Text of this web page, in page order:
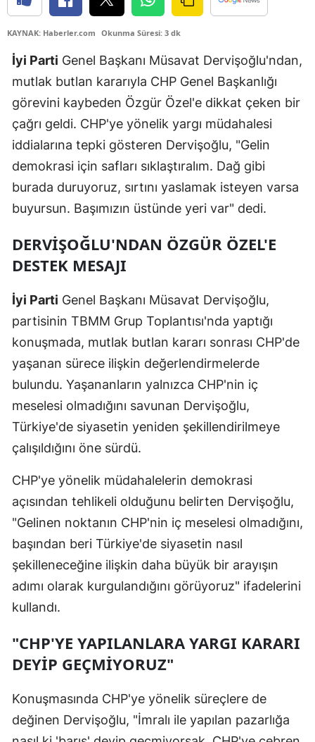
KAYNAK: Haberler.com Okunma Süresi: 3 dk
İyi Parti Genel Başkanı Müsavat Dervişoğlu'ndan,
mutlak butlan kararıyla CHP Genel Başkanlığı
görevini kaybeden Özgür Özel'e dikkat çeken bir
çağrı geldi. CHP'ye yönelik yargı müdahalesi
iddialarına tepki gösteren Dervişoğlu, "Gelin
demokrasi için safları sıklaştıralım. Dağ gibi
burada duruyoruz, sırtını yaslamak isteyen varsa
buyursun. Başımızın üstünde yeri var" dedi.
DERVİŞOĞLU'NDAN ÖZGÜR ÖZEL'E
DESTEK MESAJI
İyi Parti Genel Başkanı Müsavat Dervişoğlu,
partisinin TBMM Grup Toplantısı'nda yaptığı
konuşmada, mutlak butlan kararı sonrası CHP'de
yaşanan sürece ilişkin değerlendirmelerde
bulundu. Yaşananların yalnızca CHP'nin iç
meselesi olmadığını savunan Dervişoğlu,
Türkiye'de siyasetin yeniden şekillendirilmeye
çalışıldığını öne sürdü.
CHP'ye yönelik müdahalelerin demokrasi
açısından tehlikeli olduğunu belirten Dervişoğlu,
"Gelinen noktanın CHP'nin iç meselesi olmadığını,
başından beri Türkiye'de siyasetin nasıl
şekilleneceğine ilişkin daha büyük bir arayışın
adımı olarak kurgulandığını görüyoruz" ifadelerini
kullandı.
"CHP'YE YAPILANLARA YARGI KARARI
DEYİP GEÇMİYORUZ"
Konuşmasında CHP'ye yönelik süreçlere de
değinen Dervişoğlu, "İmralı ile yapılan pazarlığa